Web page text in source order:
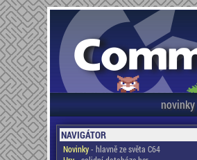
novinky
NAVIGÁTOR
Novinky- hlavně ze světa C64